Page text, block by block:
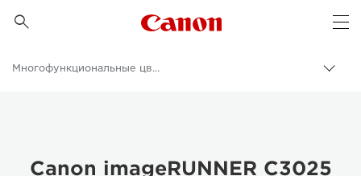

Canon Logo, back to
Продукты и решения для бизнеса
Многофункциональные цветные принтеры
Canon imageRUNNER C3025